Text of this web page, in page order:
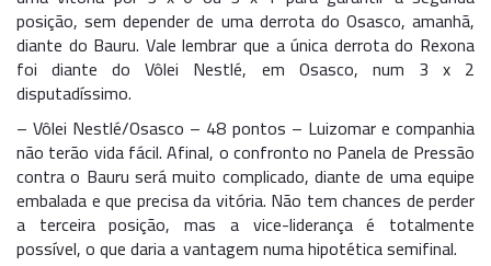
posição, sem depender de uma derrota do Osasco, amanhã,
diante do Bauru. Vale lembrar que a única derrota do Rexona
foi diante do Vôlei Nestlé, em Osasco, num 3 x 2
disputadíssimo.
– Vôlei Nestlé/Osasco – 48 pontos – Luizomar e companhia
não terão vida fácil. Afinal, o confronto no Panela de Pressão
contra o Bauru será muito complicado, diante de uma equipe
embalada e que precisa da vitória. Não tem chances de perder
a terceira posição, mas a vice-liderança é totalmente
possível, o que daria a vantagem numa hipotética semifinal.